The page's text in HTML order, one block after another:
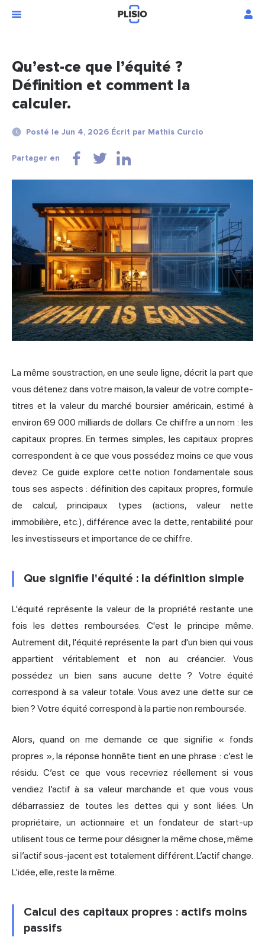
Qu’est-ce que l’équité ?
Définition et comment la
calculer.
Posté le Jun 4, 2026 Écrit par Mathis Curcio
Partager en
La même soustraction, en une seule ligne, décrit la part que
vous détenez dans votre maison, la valeur de votre compte-
titres et la valeur du marché boursier américain, estimé à
environ 69 000 milliards de dollars. Ce chiffre a un nom : les
capitaux propres. En termes simples, les capitaux propres
correspondent à ce que vous possédez moins ce que vous
devez. Ce guide explore cette notion fondamentale sous
tous ses aspects : définition des capitaux propres, formule
de calcul, principaux types (actions, valeur nette
immobilière, etc.), différence avec la dette, rentabilité pour
les investisseurs et importance de ce chiffre.
Que signifie l'équité : la définition simple
L'équité représente la valeur de la propriété restante une
fois les dettes remboursées. C'est le principe même.
Autrement dit, l'équité représente la part d'un bien qui vous
appartient véritablement et non au créancier. Vous
possédez un bien sans aucune dette ? Votre équité
correspond à sa valeur totale. Vous avez une dette sur ce
bien ? Votre équité correspond à la partie non remboursée.
Alors, quand on me demande ce que signifie « fonds
propres », la réponse honnête tient en une phrase : c’est le
résidu. C’est ce que vous recevriez réellement si vous
vendiez l’actif à sa valeur marchande et que vous vous
débarrassiez de toutes les dettes qui y sont liées. Un
propriétaire, un actionnaire et un fondateur de start-up
utilisent tous ce terme pour désigner la même chose, même
si l’actif sous-jacent est totalement différent. L’actif change.
L’idée, elle, reste la même.
Calcul des capitaux propres : actifs moins
passifs